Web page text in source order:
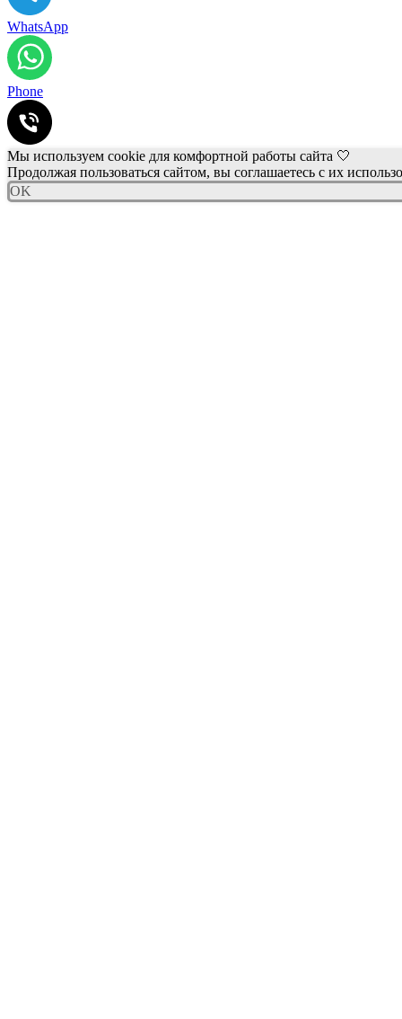
WhatsApp
Phone
Мы используем cookie для комфортной работы сайта 🤍
Продолжая пользоваться сайтом, вы соглашаетесь с их
OK